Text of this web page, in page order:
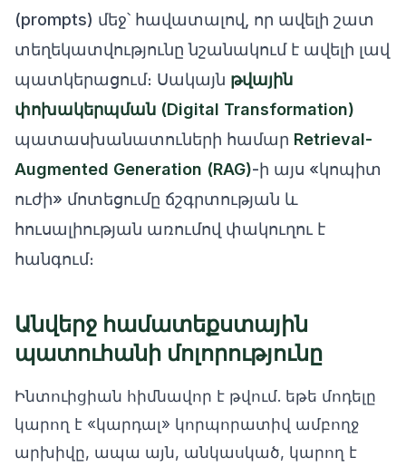
(prompts) մեջ՝ հավատալով, որ ավելի շատ
տեղեկատվությունը նշանակում է ավելի լավ
պատկերացում։ Սակայն թվային
փոխակերպման (Digital Transformation)
պատասխանատուների համար Retrieval-
Augmented Generation (RAG)-ի այս «կոպիտ
ուժի» մոտեցումը ճշգրտության և
հուսալիության առումով փակուղու է
հանգում։
Անվերջ համատեքստային
պատուհանի մոլորությունը
Ինտուիցիան հիմնավոր է թվում. եթե մոդելը
կարող է «կարդալ» կորպորատիվ ամբողջ
արխիվը, ապա այն, անկասկած, կարող է